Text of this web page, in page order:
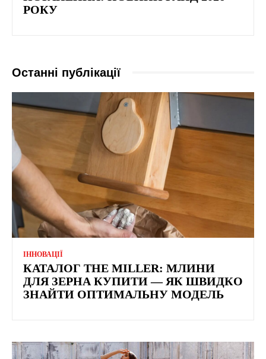
РОКУ
Останні публікації
ІННОВАЦІЇ
КАТАЛОГ THE MILLER: МЛИНИ
ДЛЯ ЗЕРНА КУПИТИ — ЯК ШВИДКО
ЗНАЙТИ ОПТИМАЛЬНУ МОДЕЛЬ